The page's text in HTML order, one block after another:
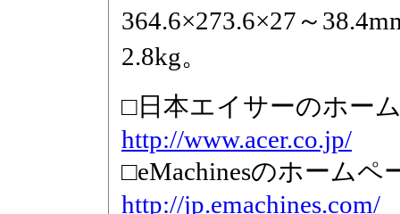
364.6×273.6×27～
2.8kg。
□日本エイサーのホー
http://www.acer.co.jp/
□eMachinesのホームペ
http://jp.emachines.com/